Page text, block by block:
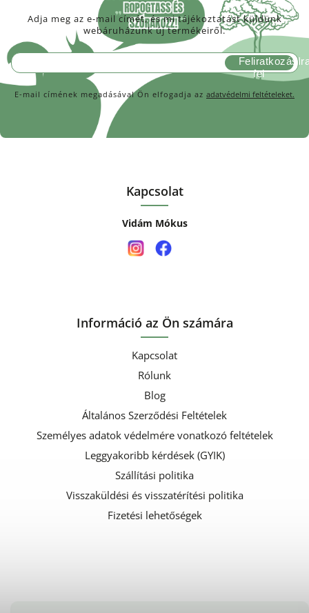
Kapcsolat
Vidám Mókus
Információ az Ön számára
Kapcsolat
Rólunk
Blog
Általános Szerződési Feltételek
Személyes adatok védelmére vonatkozó feltételek
Leggyakoribb kérdések (GYIK)
Szállítási politika
Visszaküldési és visszatérítési politika
Fizetési lehetőségek
Adja meg az e-mail címét, és mi tájékoztatást küldünk
webáruházunk új termékeiről.
E-mail címének megadásával Ön elfogadja az adatvédelmi feltételeket.
Feliratkozás